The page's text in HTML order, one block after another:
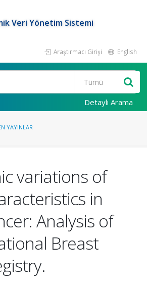
Veri Yönetim Sistemi
Araştırmacı Girişi English
Detaylı Arama
YAYINLAR
variations of
in
Analysis of
Breast